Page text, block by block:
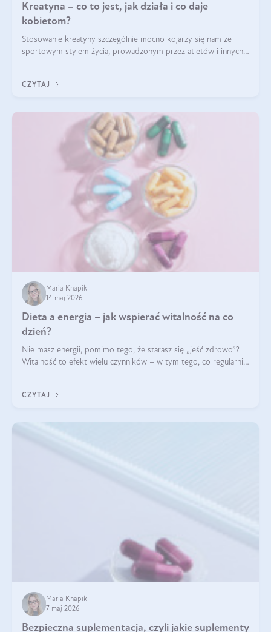
Kreatyna – co to jest, jak działa i co daje
kobietom?
Stosowanie kreatyny szczególnie mocno kojarzy się nam ze
sportowym stylem życia, prowadzonym przez atletów i innych
zwiększa masę
CZYTAJ
Maria Knapik
14 maj 2026
Dieta a energia – jak wspierać witalność na co
dzień?
Nie masz energii, pomimo tego, że starasz się „jeść zdrowo”?
Witalność to efekt wielu czynników – w tym tego, co regularnie
CZYTAJ
Maria Knapik
7 maj 2026
Bezpieczna suplementacja, czyli jakie suplementy